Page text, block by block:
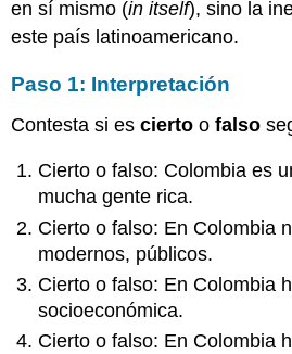
en sí mismo (in itself), sino la
este país latinoamericano.
Paso 1: Interpretación
Contesta si escierto ofalso
Cierto o falso: Colombia es
mucha gente rica.
Cierto o falso: En Colombia
modernos, públicos.
Cierto o falso: En Colombia
socioeconómica.
Cierto o falso: En Colombia